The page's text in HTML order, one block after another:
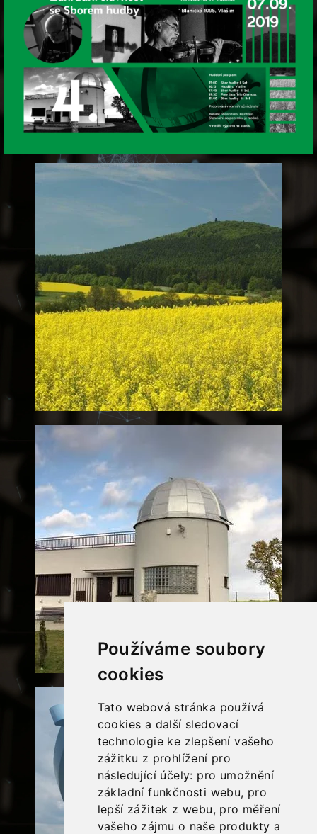
Používáme soubory
cookies
Tato webová stránka používá
cookies a další sledovací
technologie ke zlepšení vašeho
zážitku z prohlížení pro
následující účely: pro umožnění
základní funkčnosti webu, pro
lepší zážitek z webu, pro měření
vašeho zájmu o naše produkty a